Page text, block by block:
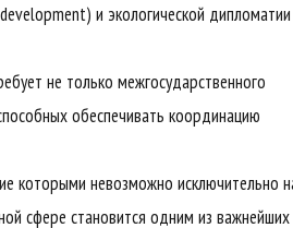
и экологической дипломатии
не только межгосударственного
обеспечивать координацию
которыми невозможно исключительно
сфере становится одним из важнейших